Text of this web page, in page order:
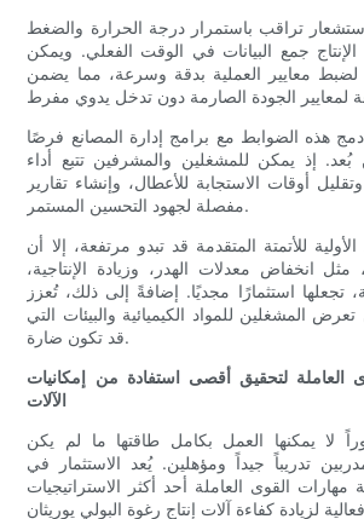
تراقب باستمرار درجة الحرارة والضغط
جمع البيانات في الوقت الفعلي. ويمكن
لضبط معايير العملية بدقة وسرعة، مما يضمن
هذه الضوابط مع برامج إدارة المصانع فرصًا
بُعد. إذ يمكن للمشغلين والمشرفين تتبع أداء
أوقات الاستجابة للأعطال، وإنشاء تقارير
مفصلة لجهود التحسين المستمر.
للأتمتة المتقدمة قد تبدو مرتفعة، إلا أن
مثل انخفاض معدلات الهدر، وزيادة الإنتاجية،
تجعلها استثمارًا مجديًا. إضافةً إلى ذلك، تُعزز
تعرض المشغلين للمواد الكيميائية والبيئات التي
قد تكون ضارة.
العاملة لتحقيق أقصى استفادة من إمكانيات
الآلات
لا يمكنها العمل بكامل طاقتها ما لم يكن
تدريباً جيداً ومؤهلين. يُعد الاستثمار في
مهارات القوى العاملة أحد أكثر الاستراتيجيات